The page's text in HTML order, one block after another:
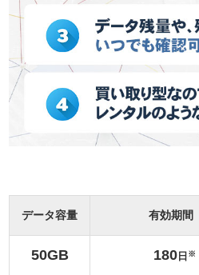
データ容量 有効期間
50GB 180 日